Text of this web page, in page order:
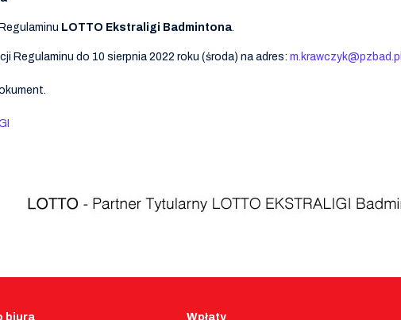
LOTTO Ekstraligi Badmintona.
Regulaminu do 10 sierpnia 2022 roku (środa) na adres: m.krawczyk@pzbad.pl
biura Wpłaty